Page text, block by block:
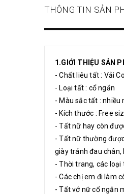
THÔNG TIN SẢN
1.GIỚI THIỆU SẢN
- Chất liêu tất : Vải
- Loại tất : cổ ngắn
- Màu sắc tất :
- Kích thước : Free
- Tất nữ hay còn
- Tất nữ thường
giày tránh đau chân,
- Thời trang, các loại
- Các chị em đi làm
- Tất vớ nữ cổ ngắn